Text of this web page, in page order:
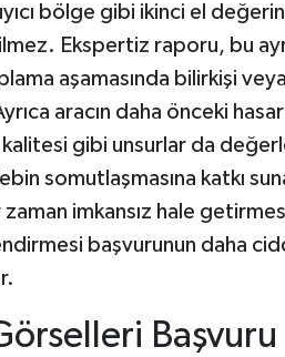
bölge gibi ikinci el
Ekspertiz raporu, bu
aşamasında bilirkişi
aracın daha önceki
kalitesi gibi unsurlar da
somutlaşmasına katkı
imkansız hale
başvurunun daha
Başvuru